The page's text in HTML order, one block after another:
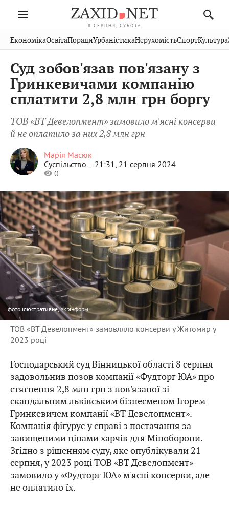
8 СЕРПНЯ, СУБОТА
Івано-
Франківськ
Тернопіль
Волинь
Закарпаття
Рівне
Шептицький
Стрий
Хмельницький
Вінниця
Публікації
Авто СловкоКультура
Кіно Дім СпортКраєзнавство
ФотоОсвітаНерухомість
Домашні
тварини
ЕкономікаОсвітаПорадиУрбаністикаНерухомістьСпортКультура
Суд зобов'язав пов'язану з
Гринкевичами компанію
сплатити 2,8 млн грн боргу
ТОВ «ВТ Девелопмент» замовило м'ясні консерви
й не оплатило за них 2,8 млн грн
Марія Масюк
Суспільство —21:31, 21 серпня 2024
0
фото ілюстративне, Укрінформ
ТОВ «ВТ Девелопмент» замовляло консерви у Житомир у
2023 році
Господарський суд Вінницької області 8 серпня
задовольнив позов компанії «Фудторг ЮА» про
стягнення 2,8 млн грн з пов'язаної зі
скандальним львівським бізнесменом Ігорем
Гринкевичем компанії «ВТ Девелопмент».
Компанія фігурує у справі з постачання за
завищеними цінами харчів для Міноборони.
Згідно з рішенням суду, яке опублікували 21
серпня, у 2023 році ТОВ «ВТ Девелопмент»
замовило у «Фудторг ЮА» м'ясні консерви, але
не оплатило їх.